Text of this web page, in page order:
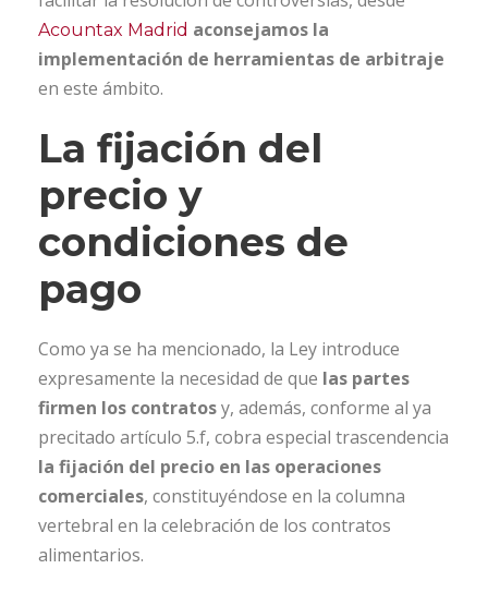
Acountax Madrid aconsejamos la
implementación de herramientas de arbitraje
en este ámbito.
La fijación del
precio y
condiciones de
pago
Como ya se ha mencionado, la Ley introduce
expresamente la necesidad de que las partes
firmen los contratosy, además, conforme al ya
precitado artículo 5.f, cobra especial trascendencia
la fijación del precio en las operaciones
comerciales, constituyéndose en la columna
vertebral en la celebración de los contratos
alimentarios.